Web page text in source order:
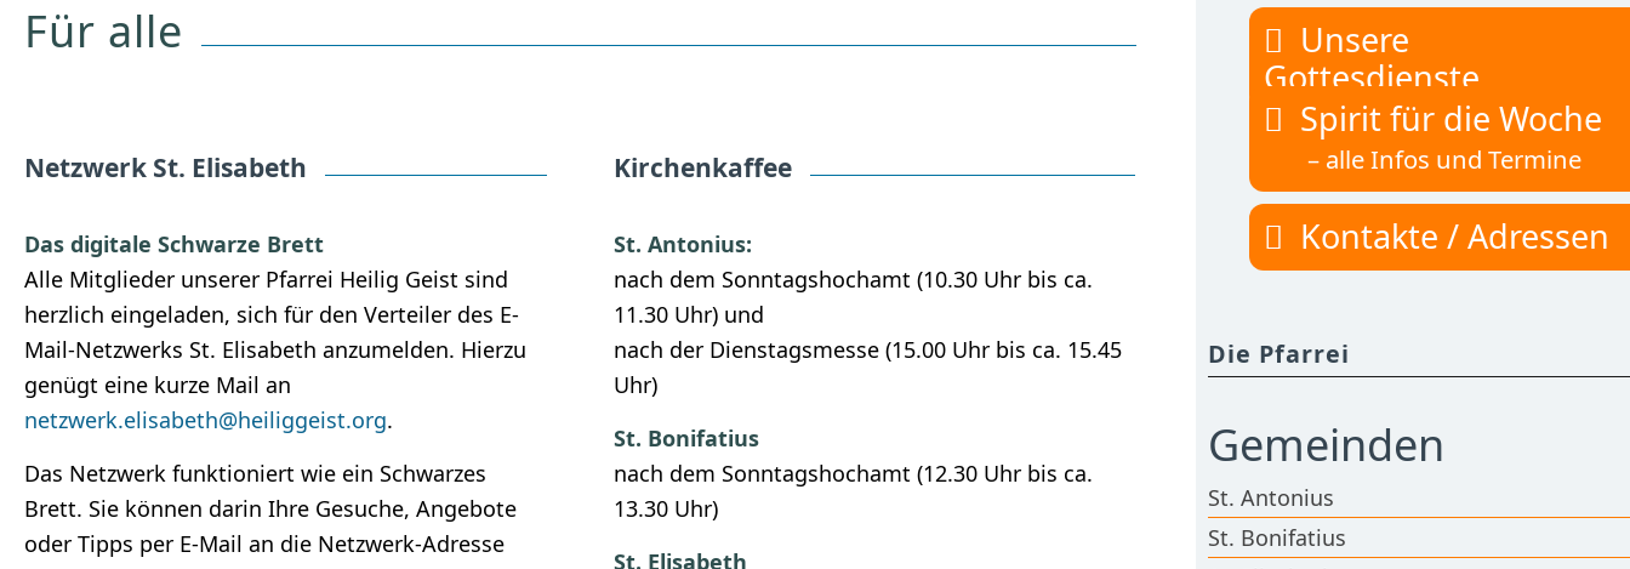
Für alle
Netzwerk St. Elisabeth
Das digitale Schwarze Brett
Alle Mitglieder unserer Pfarrei Heilig Geist sind
herzlich eingeladen, sich für den Verteiler des E-
Mail-Netzwerks St. Elisabeth anzumelden. Hierzu
genügt eine kurze Mail an
netzwerk.elisabeth@heiliggeist.org.
Das Netzwerk funktioniert wie ein Schwarzes
Brett. Sie können darin Ihre Gesuche, Angebote
oder Tipps per E-Mail an die Netzwerk-Adresse
Kirchenkaffee
St. Antonius:
nach dem Sonntagshochamt (10.30 Uhr bis ca.
11.30 Uhr) und
nach der Dienstagsmesse (15.00 Uhr bis ca. 15.45
Uhr)
St. Bonifatius
nach dem Sonntagshochamt (12.30 Uhr bis ca.
13.30 Uhr)
St. Elisabeth
Unsere
Gottesdienste
Spirit für die Woche
– alle Infos und Termine
Kontakte / Adressen
Die Pfarrei
Gemeinden
St. Antonius
St. Bonifatius